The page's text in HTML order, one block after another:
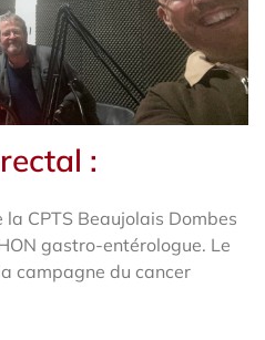
:
la CPTS Beaujolais Dombes
gastro-entérologue. Le
campagne du cancer